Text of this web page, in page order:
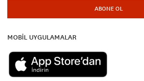
ABONE OL
MOBİL UYGULAMALAR